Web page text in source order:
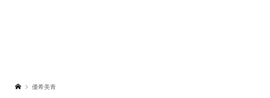
優希美青